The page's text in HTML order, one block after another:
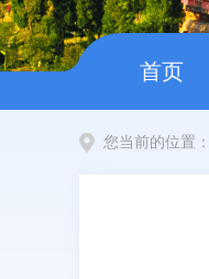
首页
您当前的位置：